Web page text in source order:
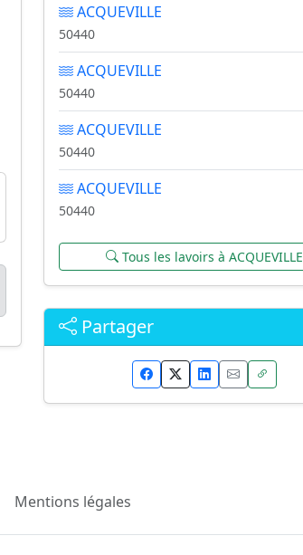
ACQUEVILLE
50440
ACQUEVILLE
50440
ACQUEVILLE
50440
ACQUEVILLE
50440
Tous les lavoirs à ACQUEVILLE
Partager
Mentions légales